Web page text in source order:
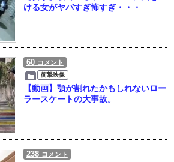
ける女がヤバすぎ怖すぎ・・・
60 コメント
衝撃映像
【動画】顎が割れたかもしれないロー
ラースケートの大事故。
238 コメント